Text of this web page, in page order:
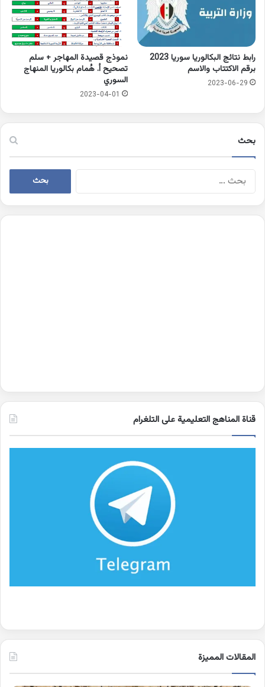
رابط نتائج البكالوريا سوريا 2023
برقم الاكتتاب والاسم
2023-06-29
نموذج قصيدة المهاجر + سلم
تصحيح أ. هُمام بكالوريا المنهاج
السوري
2023-04-01
بحث
البحث
قناة المناهج التعليمية على التلغرام
المقالات المميزة